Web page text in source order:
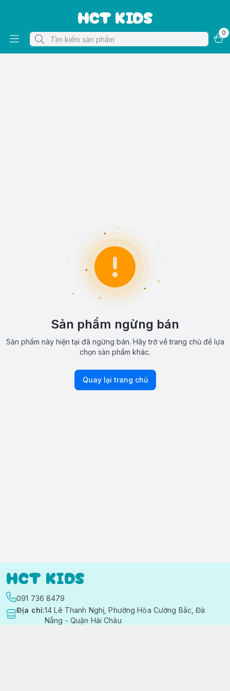
HCT KIDS
0
Sản phẩm ngừng bán
Sản phẩm này hiện tại đã ngừng bán. Hãy trở về trang chủ để lựa
chọn sản phẩm khác.
Quay lại trang chủ
HCT KIDS
091 736 8479
Địa chỉ:14 Lê Thanh Nghị, Phường Hòa Cường Bắc, Đà
Nẵng - Quận Hải Châu